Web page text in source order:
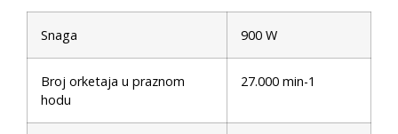
Snaga 900 W
Broj orketaja u praznom
hodu
27.000 min-1